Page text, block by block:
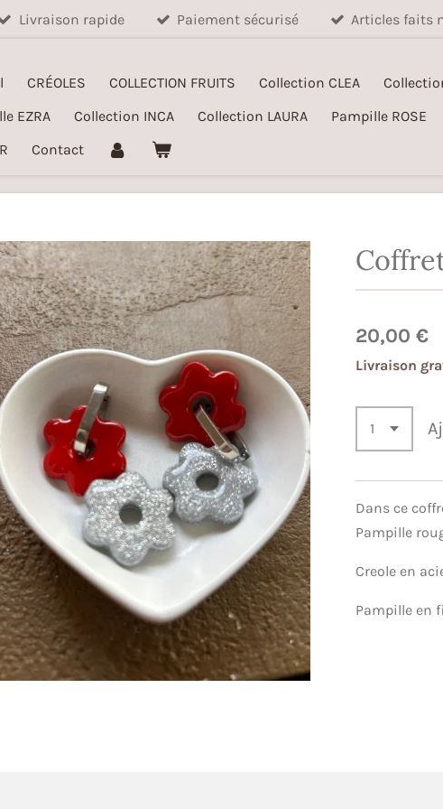
Livraison rapide Paiement sécurisé Articles faits
CRÉOLES COLLECTION FRUITS Collection CLEA
EZRA
Collection INCA Collection LAURA Pampille ROSE
Contact
20,00 €
Livraison
Dans ce
Pampille
Creole en
Pampille en